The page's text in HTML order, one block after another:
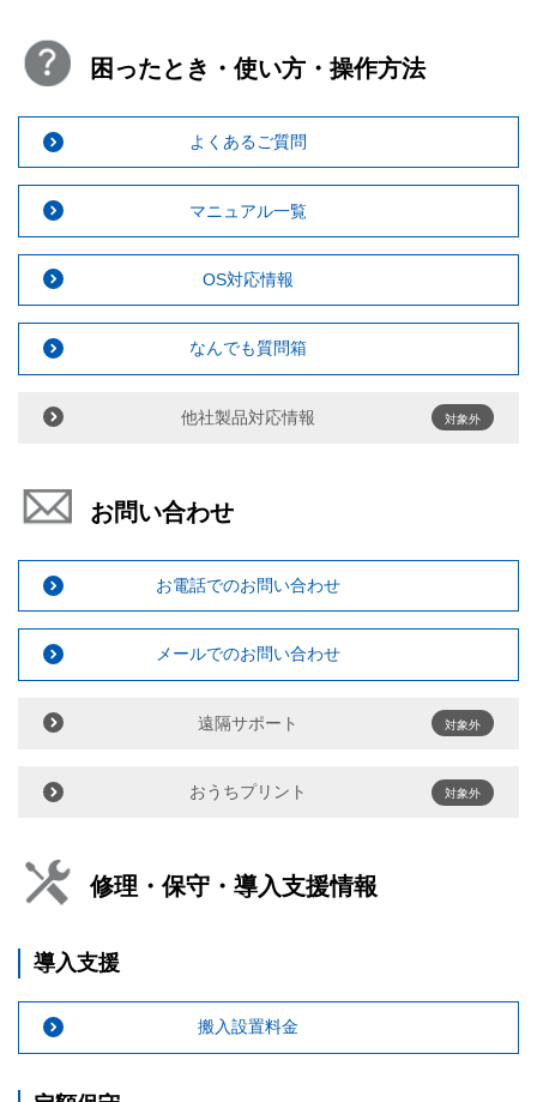
困ったとき・使い方・操作方法
よくあるご質問
マニュアル一覧
OS対応情報
なんでも質問箱
他社製品対応情報 対象外
お問い合わせ
お電話でのお問い合わせ
メールでのお問い合わせ
遠隔サポート 対象外
おうちプリント 対象外
修理・保守・導入支援情報
導入支援
搬入設置料金